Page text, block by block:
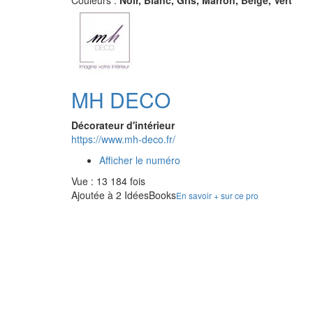
MH DECO
Décorateur d'intérieur
https://www.mh-deco.fr/
Afficher le numéro
Vue : 13 184 fois
Ajoutée à 2 IdéesBooksEn savoir + sur ce pro